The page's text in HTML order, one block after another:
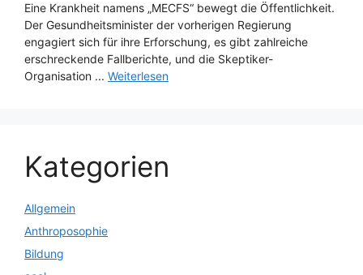
Eine Krankheit namens „MECFS“ bewegt die Öffentlichkeit.
Der Gesundheitsminister der vorherigen Regierung
engagiert sich für ihre Erforschung, es gibt zahlreiche
erschreckende Fallberichte, und die Skeptiker-
Organisation ... Weiterlesen
Kategorien
Allgemein
Anthroposophie
Bildung